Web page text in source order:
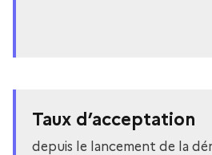
Taux d’acceptation
depuis le lancement de la